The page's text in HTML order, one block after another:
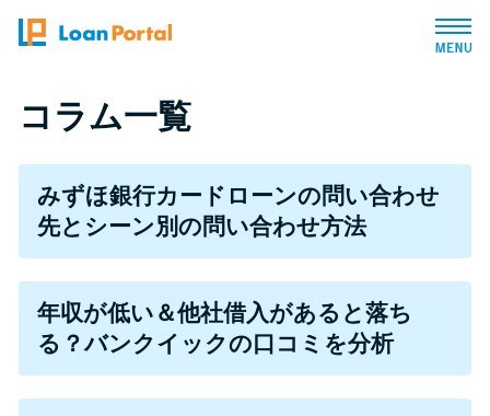
トップページ
総合人気ランキング
とにかくすぐ借りたい方向け
バレずに借りたい方向け
コラム一覧
みずほ銀行カードローンの問い合わせ
先とシーン別の問い合わせ方法
年収が低い＆他社借入があると落ち
る？バンクイックの口コミを分析